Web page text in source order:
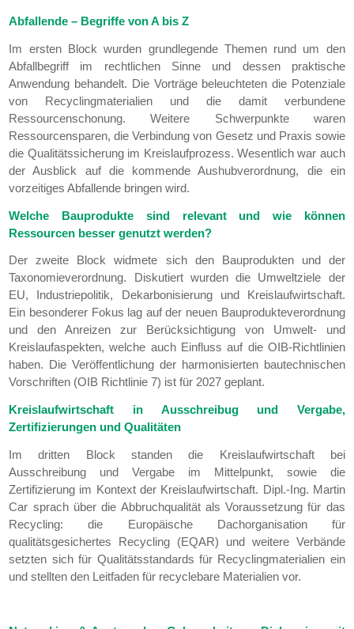
Abfallende – Begriffe von A bis Z
Im ersten Block wurden grundlegende Themen rund um den
Abfallbegriff im rechtlichen Sinne und dessen praktische
Anwendung behandelt. Die Vorträge beleuchteten die Potenziale
von Recyclingmaterialien und die damit verbundene
Ressourcenschonung. Weitere Schwerpunkte waren
Ressourcensparen, die Verbindung von Gesetz und Praxis sowie
die Qualitätssicherung im Kreislaufprozess. Wesentlich war auch
der Ausblick auf die kommende Aushubverordnung, die ein
vorzeitiges Abfallende bringen wird.
Welche Bauprodukte sind relevant und wie können
Ressourcen besser genutzt werden?
Der zweite Block widmete sich den Bauprodukten und der
Taxonomieverordnung. Diskutiert wurden die Umweltziele der
EU, Industriepolitik, Dekarbonisierung und Kreislaufwirtschaft.
Ein besonderer Fokus lag auf der neuen Bauprodukteverordnung
und den Anreizen zur Berücksichtigung von Umwelt- und
Kreislaufaspekten, welche auch Einfluss auf die OIB-Richtlinien
haben. Die Veröffentlichung der harmonisierten bautechnischen
Vorschriften (OIB Richtlinie 7) ist für 2027 geplant.
Kreislaufwirtschaft in Ausschreibug und Vergabe,
Zertifizierungen und Qualitäten
Im dritten Block standen die Kreislaufwirtschaft bei
Ausschreibung und Vergabe im Mittelpunkt, sowie die
Zertifizierung im Kontext der Kreislaufwirtschaft. Dipl.-Ing. Martin
Car sprach über die Abbruchqualität als Voraussetzung für das
Recycling: die Europäische Dachorganisation für
qualitätsgesichertes Recycling (EQAR) und weitere Verbände
setzten sich für Qualitätsstandards für Recyclingmaterialien ein
und stellten den Leitfaden für recyclebare Materialien vor.